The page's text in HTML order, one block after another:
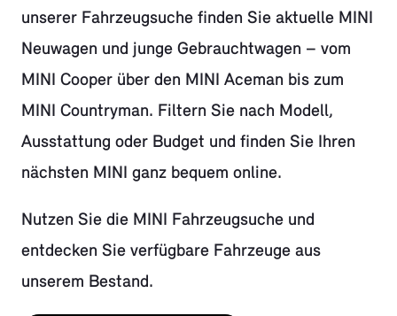
unserer Fahrzeugsuche finden Sie aktuelle MINI
Neuwagen und junge Gebrauchtwagen – vom
MINI Cooper über den MINI Aceman bis zum
MINI Countryman. Filtern Sie nach Modell,
Ausstattung oder Budget und finden Sie Ihren
nächsten MINI ganz bequem online.
Nutzen Sie die MINI Fahrzeugsuche und
entdecken Sie verfügbare Fahrzeuge aus
unserem Bestand.